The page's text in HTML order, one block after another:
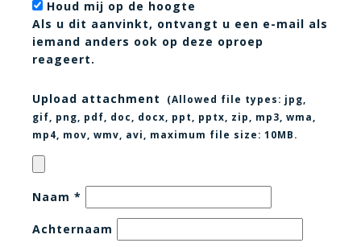
Houd mij op de hoogte
Als u dit aanvinkt, ontvangt u een e-mail als
iemand anders ook op deze oproep
reageert.
Upload attachment (Allowed file types: jpg,
gif, png, pdf, doc, docx, ppt, pptx, zip, mp3, wma,
mp4, mov, wmv, avi
, maximum file size: 10MB.
Naam *
Achternaam